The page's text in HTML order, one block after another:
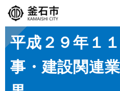
平成２９年１
事・建設関連